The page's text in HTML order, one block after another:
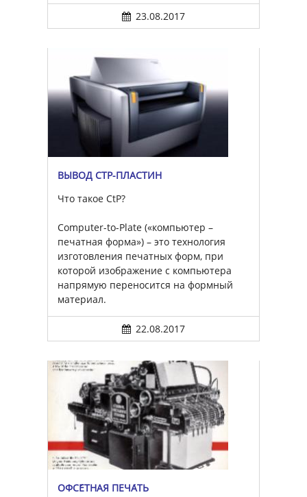
23.08.2017
ВЫВОД CTP-ПЛАСТИН
Что такое CtP?
Computer-to-Plate («компьютер –
печатная форма») – это технология
изготовления печатных форм, при
которой изображение с компьютера
напрямую переносится на формный
материал.
22.08.2017
ОФСЕ́ТНАЯ ПЕЧА́ТЬ